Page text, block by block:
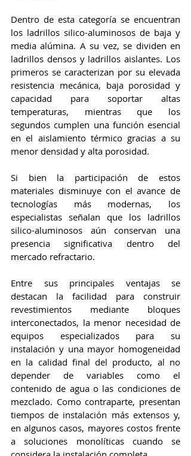
Dentro de esta categoría se encuentran
los ladrillos silico-aluminosos de baja y
media alúmina. A su vez, se dividen en
ladrillos densos y ladrillos aislantes. Los
primeros se caracterizan por su elevada
resistencia mecánica, baja porosidad y
capacidad para soportar altas
temperaturas, mientras que los
segundos cumplen una función esencial
en el aislamiento térmico gracias a su
menor densidad y alta porosidad.
Si bien la participación de estos
materiales disminuye con el avance de
tecnologías más modernas, los
especialistas señalan que los ladrillos
silico-aluminosos aún conservan una
presencia significativa dentro del
mercado refractario.
Entre sus principales ventajas se
destacan la facilidad para construir
revestimientos mediante bloques
interconectados, la menor necesidad de
equipos especializados para su
instalación y una mayor homogeneidad
en la calidad final del producto, al no
depender de variables como el
contenido de agua o las condiciones de
mezclado. Como contraparte, presentan
tiempos de instalación más extensos y,
en algunos casos, mayores costos frente
a soluciones monolíticas cuando se